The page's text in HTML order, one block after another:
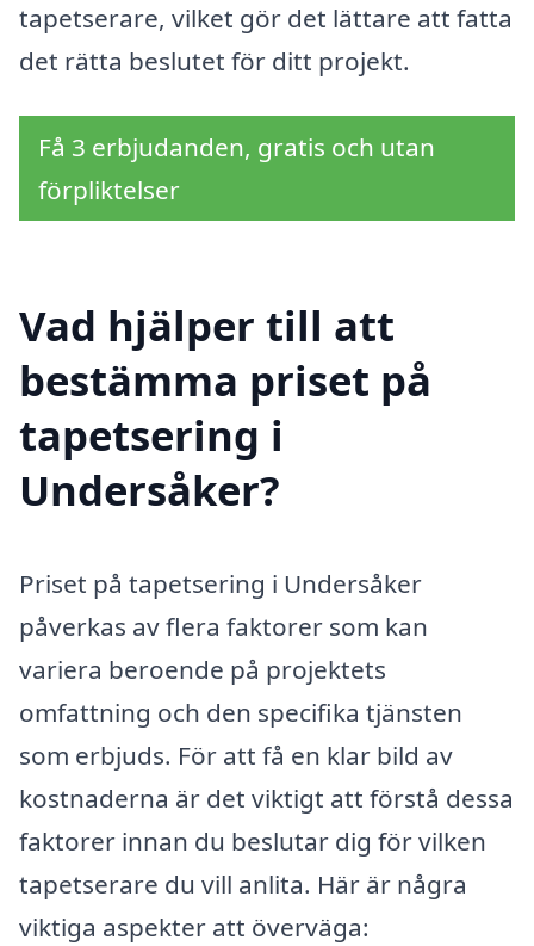
tapetserare, vilket gör det lättare att fatta
det rätta beslutet för ditt projekt.
Få 3 erbjudanden, gratis och utan
förpliktelser
Vad hjälper till att
bestämma priset på
tapetsering i
Undersåker?
Priset på tapetsering i Undersåker
påverkas av flera faktorer som kan
variera beroende på projektets
omfattning och den specifika tjänsten
som erbjuds. För att få en klar bild av
kostnaderna är det viktigt att förstå dessa
faktorer innan du beslutar dig för vilken
tapetserare du vill anlita. Här är några
viktiga aspekter att överväga: